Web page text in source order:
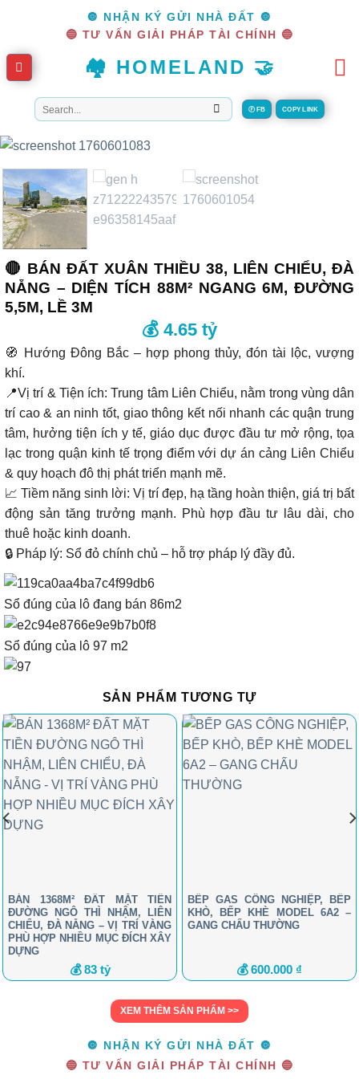
content
🔘 NHẬN KÝ GỬI NHÀ ĐẤT 🔘
🔵 TƯ VẤN GIẢI PHÁP TÀI CHÍNH 🔵
🏘️ HOMELAND 🤝
Tìm
Ⓕ FB COPY LINK
🔴 BÁN ĐẤT XUÂN THIỀU 38, LIÊN CHIỂU, ĐÀ
NẴNG – DIỆN TÍCH 88M² NGANG 6M, ĐƯỜNG
5,5M, LỀ 3M
💰 4.65 tỷ
🧭 Hướng Đông Bắc – hợp phong thủy, đón tài lộc, vượng
khí.
📍Vị trí & Tiện ích: Trung tâm Liên Chiểu, nằm trong vùng dân
trí cao & an ninh tốt, giao thông kết nối nhanh các quận trung
tâm, hưởng tiện ích y tế, giáo dục được đầu tư mở rộng, tọa
lạc trong quận kinh tế trọng điểm với dự án cảng Liên Chiểu
& quy hoạch đô thị phát triển mạnh mẽ.
📈 Tiềm năng sinh lời: Vị trí đẹp, hạ tầng hoàn thiện, giá trị bất
động sản tăng trưởng mạnh. Phù hợp đầu tư lâu dài, cho
thuê hoặc kinh doanh.
🔒 Pháp lý: Sổ đỏ chính chủ – hỗ trợ pháp lý đầy đủ.
Sổ đúng của lô đang bán 86m2
Sổ đúng của lô 97 m2
SẢN PHẨM TƯƠNG TỰ
BÁN 1368M² ĐẤT MẶT TIỀN
ĐƯỜNG NGÔ THÌ NHẬM, LIÊN
CHIỂU, ĐÀ NẴNG – VỊ TRÍ VÀNG
PHÙ HỢP NHIỀU MỤC ĐÍCH XÂY
DỰNG
💰 83 tỷ
BẾP GAS CÔNG NGHIỆP, BẾP
KHÒ, BẾP KHÈ MODEL 6A2 –
GANG CHẤU THƯỜNG
💰 600.000 ₫
XEM THÊM SẢN PHẨM >>
🔘 NHẬN KÝ GỬI NHÀ ĐẤT 🔘
🔵 TƯ VẤN GIẢI PHÁP TÀI CHÍNH 🔵